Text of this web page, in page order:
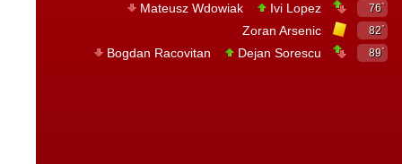
Mateusz Wdowiak Ivi Lopez 76`
Zoran Arsenic 82`
Bogdan Racovitan Dejan Sorescu 89`